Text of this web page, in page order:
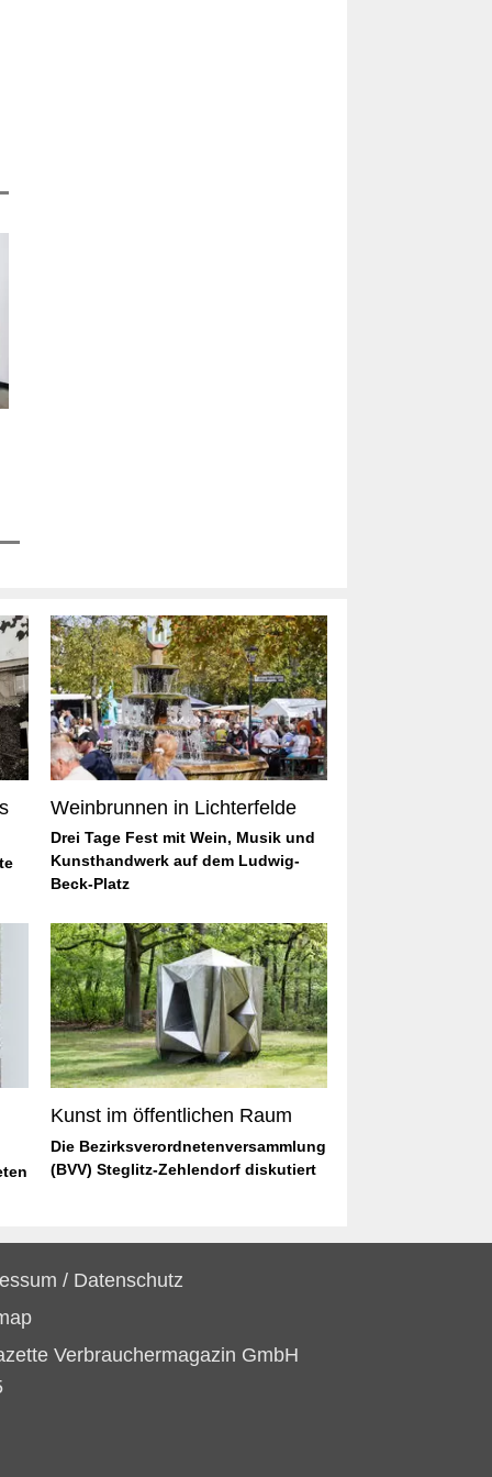
Weinbrunnen in Lichterfelde
Drei Tage Fest mit Wein, Musik und
Kunsthandwerk auf dem Ludwig-
Beck-Platz
Kunst im öffentlichen Raum
Die Bezirksverordnetenversammlung
(BVV) Steglitz-Zehlendorf diskutiert
/ Datenschutz
Verbrauchermagazin GmbH